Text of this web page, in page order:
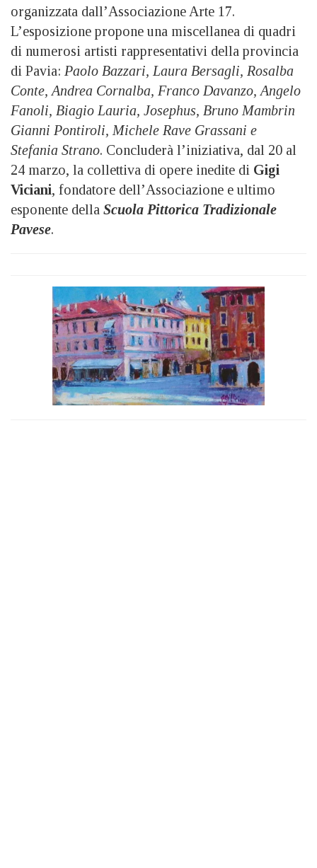
organizzata dall’Associazione Arte 17.
L’esposizione propone una miscellanea di quadri
di numerosi artisti rappresentativi della provincia
di Pavia: Paolo Bazzari, Laura Bersagli, Rosalba
Conte, Andrea Cornalba, Franco Davanzo, Angelo
Fanoli, Biagio Lauria, Josephus, Bruno Mambrin
Gianni Pontiroli, Michele Rave Grassani e
Stefania Strano. Concluderà l’iniziativa, dal 20 al
24 marzo, la collettiva di opere inedite di Gigi
Viciani, fondatore dell’Associazione e ultimo
esponente della Scuola Pittorica Tradizionale
Pavese.